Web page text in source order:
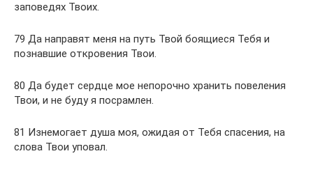
заповедях Твоих.
79 Да направят меня на путь Твой боящиеся Тебя и
познавшие откровения Твои.
80 Да будет сердце мое непорочно хранить повеления
Твои, и не буду я посрамлен.
81 Изнемогает душа моя, ожидая от Тебя спасения, на
слова Твои уповал.